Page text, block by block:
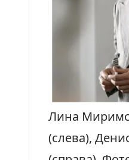
Лина
(слева),